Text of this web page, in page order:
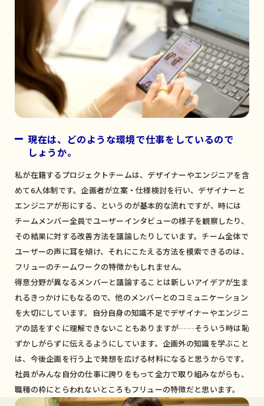
現在は、どのような環境で仕事をしているので
しょうか。
私が在籍するプロジェクトチームは、デザイナーやエンジニアを含
めて6人体制です。企画者が立案・仕様検討を行い、デザイナーと
エンジニアが形にする、というのが基本的な流れですが、時には
チームメンバー全員でユーザーインタビューの様子を観察したり、
その結果に対する改善方法を議論したりしています。チーム全体で
ユーザーの声に耳を傾け、それにこたえる方法を模索できるのは、
フリューのチームワークの特徴かもしれません。
得意分野が異なるメンバーと議論することは新しいアイデアが生ま
れるきっかけにもなるので、他のメンバーとのコミュニケーション
を大切にしています。自分自身の知識不足でデザイナーやエンジニ
アの話をすぐに理解できないこともありますが……そういう時は恥
ずかしがらずに伝えるようにしています。企画外の知識を学ぶこと
は、今後企画を行う上で発想を広げる材料になると思うからです。
社員がみんな自分の仕事に誇りをもって全力で取り組みながらも、
職種の枠にとらわれないところもフリューの特徴だと思います。